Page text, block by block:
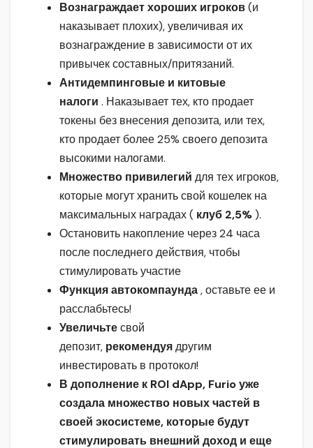
Вознаграждает хороших игроков(и
наказывает плохих), увеличивая их
вознаграждение в зависимости от их
привычек составных/притязаний.
Антидемпинговые и китовые
налоги . Наказывает тех, кто продает
токены без внесения депозита, или тех,
кто продает более 25% своего депозита
высокими налогами.
Множество привилегий для тех игроков,
которые могут хранить свой кошелек на
максимальных наградах ( клуб 2,5%).
Остановить накопление через 24 часа
после последнего действия, чтобы
стимулировать участие
Функция автокомпаунда, оставьте ее и
расслабьтесь!
Увеличьтесвой
депозит, рекомендуядругим
инвестировать в протокол!
В дополнение к ROI dApp, Furio уже
создала множество новых частей в
своей экосистеме, которые будут
стимулировать внешний доход и еще